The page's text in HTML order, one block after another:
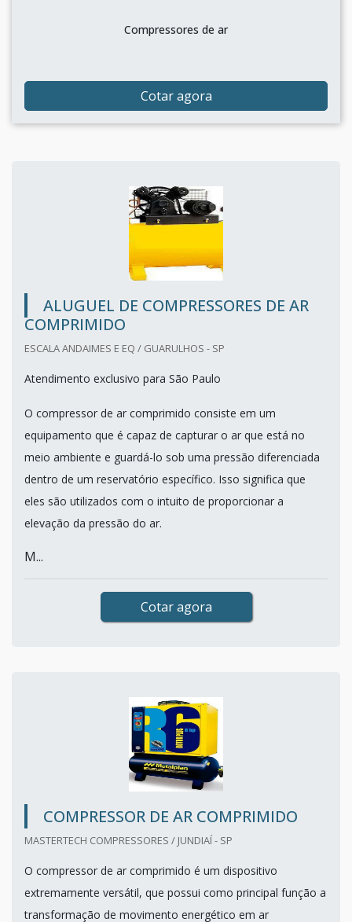
Compressores de ar
Cotar agora
ALUGUEL DE COMPRESSORES DE AR
COMPRIMIDO
ESCALA ANDAIMES E EQ / GUARULHOS - SP
Atendimento exclusivo para São Paulo
O compressor de ar comprimido consiste em um
equipamento que é capaz de capturar o ar que está no
meio ambiente e guardá-lo sob uma pressão diferenciada
dentro de um reservatório específico. Isso significa que
eles são utilizados com o intuito de proporcionar a
elevação da pressão do ar.
M...
Cotar agora
COMPRESSOR DE AR COMPRIMIDO
MASTERTECH COMPRESSORES / JUNDIAÍ - SP
O compressor de ar comprimido é um dispositivo
extremamente versátil, que possui como principal função a
transformação de movimento energético em ar